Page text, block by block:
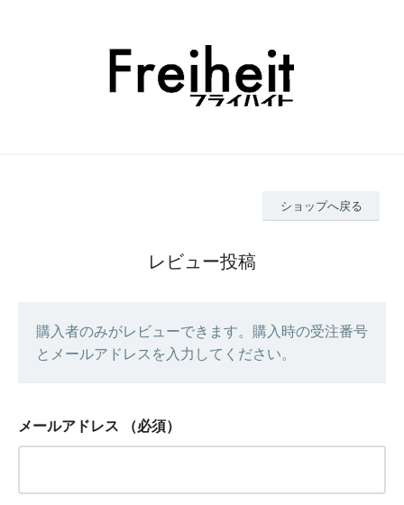
ショップへ戻る
レビュー投稿
購入者のみがレビューできます。購入時の受注番号
とメールアドレスを入力してください。
メールアドレス （必須）